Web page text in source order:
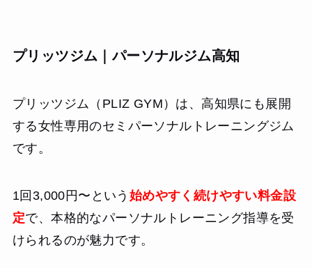
プリッツジム｜パーソナルジム高知
プリッツジム（PLIZ GYM）は、高知県にも展開
する女性専用のセミパーソナルトレーニングジム
です。
1回3,000円〜という 始めやすく続けやすい料金設
定で、本格的なパーソナルトレーニング指導を受
けられるのが魅力です。